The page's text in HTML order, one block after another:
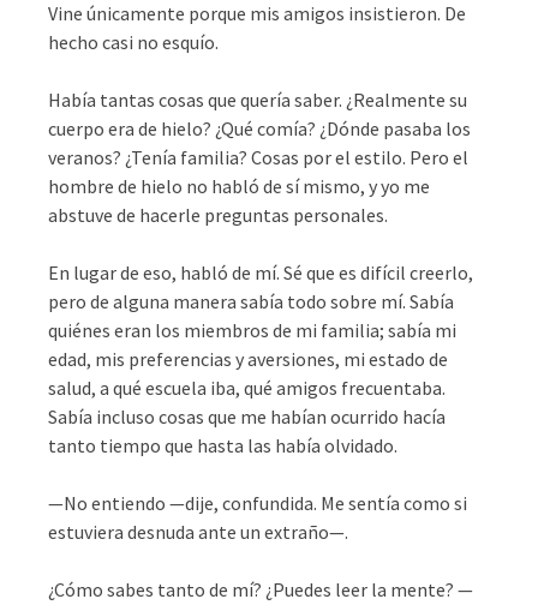
Vine únicamente porque mis amigos insistieron. De
hecho casi no esquío.
Había tantas cosas que quería saber. ¿Realmente su
cuerpo era de hielo? ¿Qué comía? ¿Dónde pasaba los
veranos? ¿Tenía familia? Cosas por el estilo. Pero el
hombre de hielo no habló de sí mismo, y yo me
abstuve de hacerle preguntas personales.
En lugar de eso, habló de mí. Sé que es difícil creerlo,
pero de alguna manera sabía todo sobre mí. Sabía
quiénes eran los miembros de mi familia; sabía mi
edad, mis preferencias y aversiones, mi estado de
salud, a qué escuela iba, qué amigos frecuentaba.
Sabía incluso cosas que me habían ocurrido hacía
tanto tiempo que hasta las había olvidado.
—No entiendo —dije, confundida. Me sentía como si
estuviera desnuda ante un extraño—.
¿Cómo sabes tanto de mí? ¿Puedes leer la mente? —